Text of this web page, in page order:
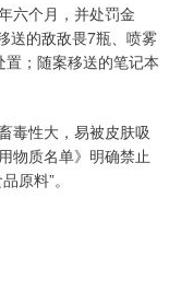
六个月，并处罚金
送的敌敌畏7瓶、喷雾
；随案移送的笔记本
毒性大，易被皮肤吸
物质名单》明确禁止
原料”。